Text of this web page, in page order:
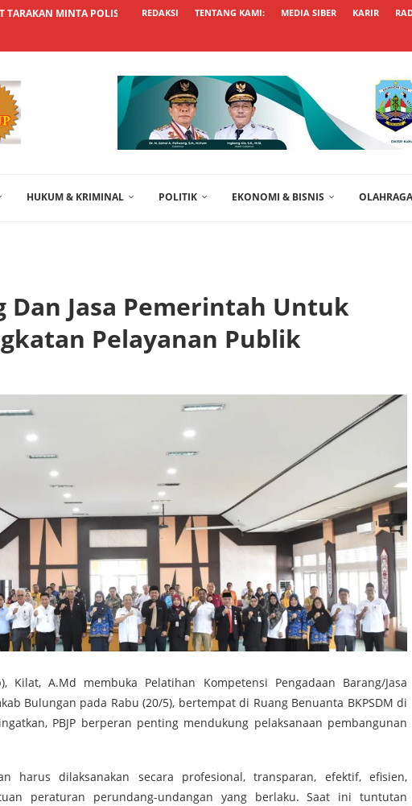
TARAKAN MINTA POLISI TRANSPARAN USUT KASUS...
REDAKSI TENTANG KAMI: MEDIA SIBER KARIR
HUKUM & KRIMINAL POLITIK EKONOMI & BISNIS OLAHRAGA
Dan Jasa Pemerintah Untuk
Pelayanan Publik
Kilat, A.Md membuka Pelatihan Kompetensi Pengadaan Barang/Jasa
Bulungan pada Rabu (20/5), bertempat di Ruang Benuanta BKPSDM di
PBJP berperan penting mendukung pelaksanaan pembangunan
harus dilaksanakan secara profesional, transparan, efektif, efisien,
peraturan perundang-undangan yang berlaku. Saat ini tuntutan